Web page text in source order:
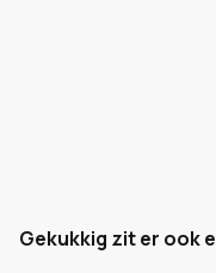
Gekukkig zit er ook